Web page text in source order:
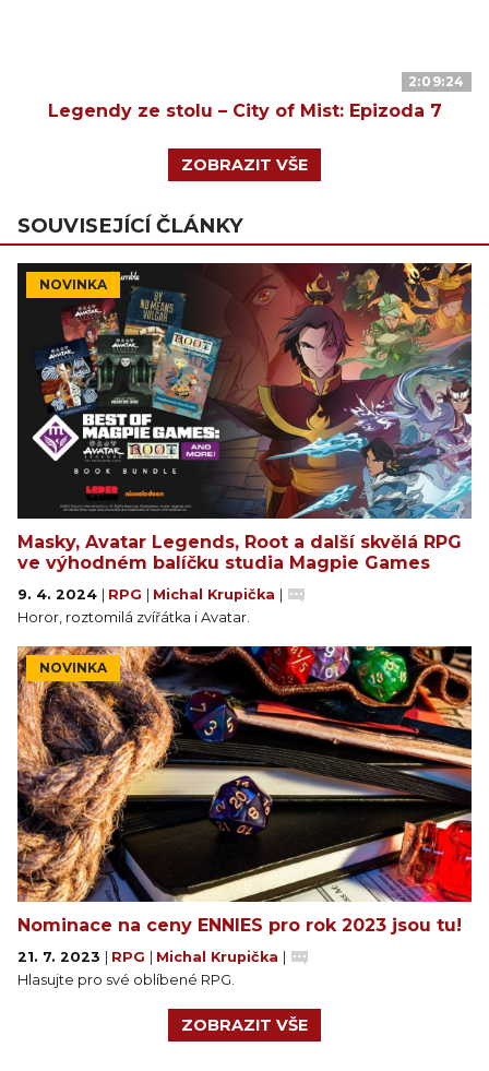
2:09:24
Legendy ze stolu – City of Mist: Epizoda 7
ZOBRAZIT VŠE
SOUVISEJÍCÍ ČLÁNKY
NOVINKA
Masky, Avatar Legends, Root a další skvělá RPG
ve výhodném balíčku studia Magpie Games
9. 4. 2024 RPG Michal Krupička
Horor, roztomilá zvířátka i Avatar.
NOVINKA
Nominace na ceny ENNIES pro rok 2023 jsou tu!
21. 7. 2023 RPG Michal Krupička
Hlasujte pro své oblíbené RPG.
ZOBRAZIT VŠE